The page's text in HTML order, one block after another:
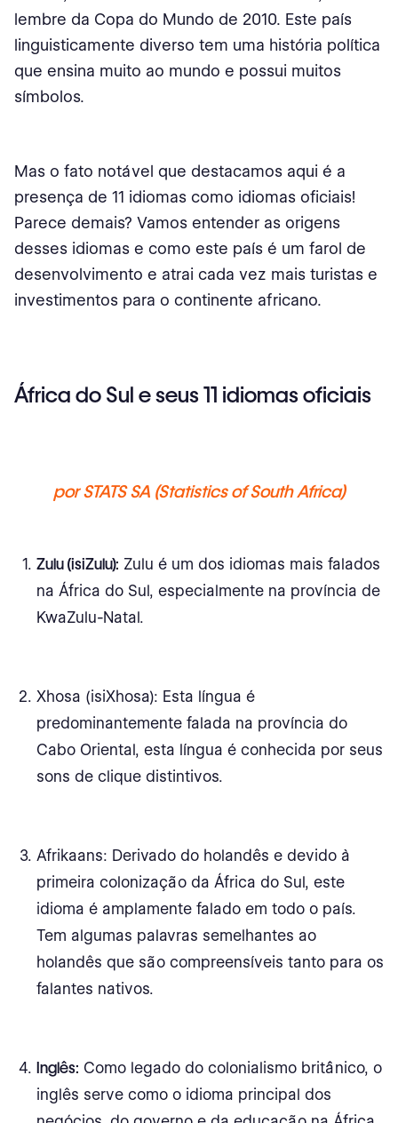
lembre da Copa do Mundo de 2010. Este país
linguisticamente diverso tem uma história política
que ensina muito ao mundo e possui muitos
símbolos.
Mas o fato notável que destacamos aqui é a
presença de 11 idiomas como idiomas oficiais!
Parece demais? Vamos entender as origens
desses idiomas e como este país é um farol de
desenvolvimento e atrai cada vez mais turistas e
investimentos para o continente africano.
África do Sul e seus 11 idiomas oficiais
por STATS SA (Statistics of South Africa)
Zulu (isiZulu): Zulu é um dos idiomas mais falados
na África do Sul, especialmente na província de
KwaZulu-Natal.
Xhosa (isiXhosa): Esta língua é
predominantemente falada na província do
Cabo Oriental, esta língua é conhecida por seus
sons de clique distintivos.
Afrikaans: Derivado do holandês e devido à
primeira colonização da África do Sul, este
idioma é amplamente falado em todo o país.
Tem algumas palavras semelhantes ao
holandês que são compreensíveis tanto para os
falantes nativos.
Inglês: Como legado do colonialismo britânico, o
inglês serve como o idioma principal dos